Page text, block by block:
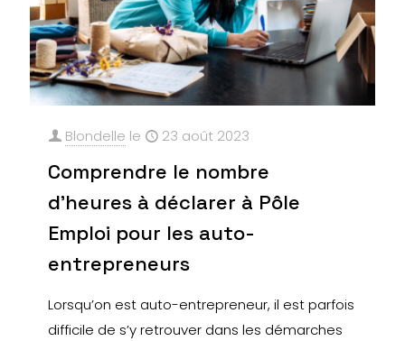
Blondelle le 23 août 2023
Comprendre le nombre
d’heures à déclarer à Pôle
Emploi pour les auto-
entrepreneurs
Lorsqu’on est auto-entrepreneur, il est parfois
difficile de s’y retrouver dans les démarches